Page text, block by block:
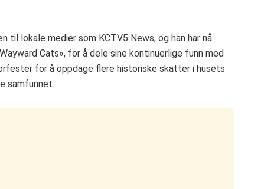
lokale medier som KCTV5 News, og han har nå
Cats», for å dele sine kontinuerlige funn med
for å oppdage flere historiske skatter i husets
samfunnet.